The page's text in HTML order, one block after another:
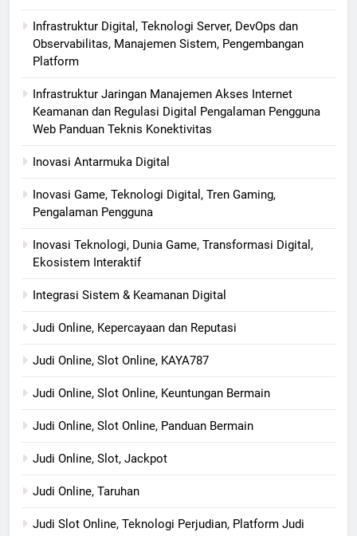
Infrastruktur Digital, Teknologi Server, DevOps dan
Observabilitas, Manajemen Sistem, Pengembangan
Platform
Infrastruktur Jaringan Manajemen Akses Internet
Keamanan dan Regulasi Digital Pengalaman Pengguna
Web Panduan Teknis Konektivitas
Inovasi Antarmuka Digital
Inovasi Game, Teknologi Digital, Tren Gaming,
Pengalaman Pengguna
Inovasi Teknologi, Dunia Game, Transformasi Digital,
Ekosistem Interaktif
Integrasi Sistem & Keamanan Digital
Judi Online, Kepercayaan dan Reputasi
Judi Online, Slot Online, KAYA787
Judi Online, Slot Online, Keuntungan Bermain
Judi Online, Slot Online, Panduan Bermain
Judi Online, Slot, Jackpot
Judi Online, Taruhan
Judi Slot Online, Teknologi Perjudian, Platform Judi